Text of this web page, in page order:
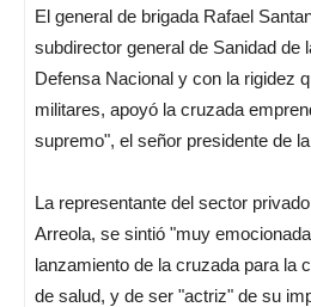
El general de brigada Rafael
subdirector general de Sanidad de
Defensa Nacional y con la rigidez
militares, apoyó la cruzada
supremo", el señor presidente de
La representante del sector
Arreola, se sintió "muy
lanzamiento de la cruzada para la
de salud, y de ser "actriz" de su